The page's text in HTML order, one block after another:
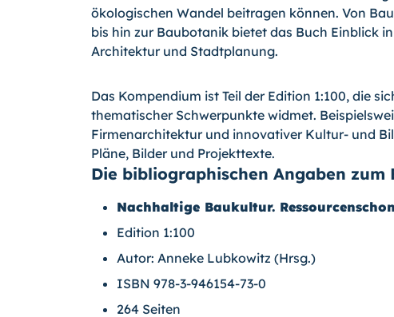
ökologischen Wandel beitragen können. Von
bis hin zur Baubotanik bietet das Buch Einblick
Architektur und Stadtplanung.
Das Kompendium ist Teil der Edition 1:100, die
thematischer Schwerpunkte widmet.
Firmenarchitektur und innovativer Kultur- und
Pläne, Bilder und Projekttexte.
Die bibliographischen Angaben zum
Nachhaltige Baukultur.
Edition 1:100
Autor: Anneke Lubkowitz (Hrsg.)
ISBN 978-3-946154-73-0
264 Seiten